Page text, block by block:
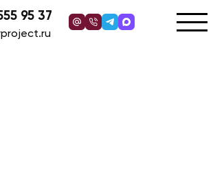
95 37